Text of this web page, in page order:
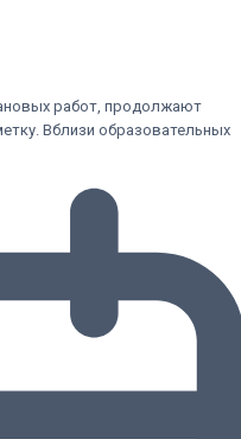
работ, продолжают
Вблизи образовательных